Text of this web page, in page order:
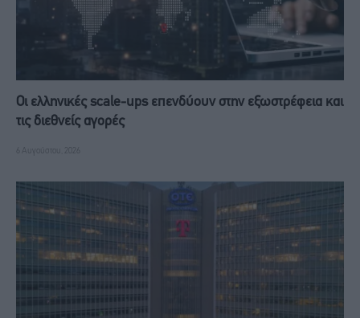
Οι ελληνικές scale-ups επενδύουν στην εξωστρέφεια και
τις διεθνείς αγορές
6 Αυγούστου, 2026